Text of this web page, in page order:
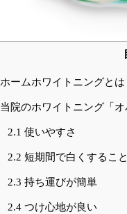
ホームホワイトニングとは
当院のホワイトニング「
2.1 使いやすさ
2.2 短期間で白くするこ
2.3 持ち運びが簡単
2.4つけ心地が良い